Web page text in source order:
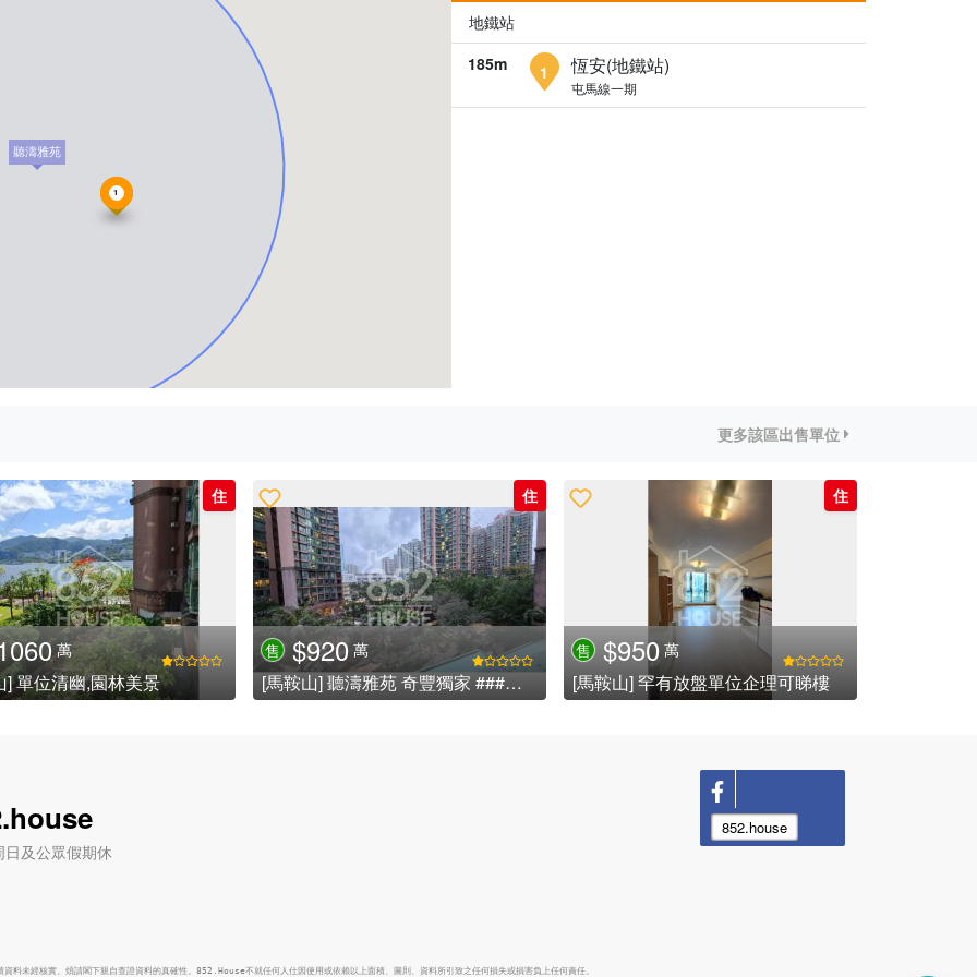
聽濤雅苑
1
地鐵站
185m
1 恆安(地鐵站)
屯馬線一期
更多該區出售單位
住
萬
] 單位清幽,園林美景
住
售 $920 萬
[馬鞍山] 聽濤雅苑 奇豐獨家 ###新裝修,三房+工人房,廚廁新裝,特色內園清雅別苑,歡迎參觀比較### (已租售)
住
售 $950 萬
[馬鞍山] 罕有放盤單位企理可睇樓
及公眾假期休
852.house
未經核實。煩請閣下親自查證資料的真確性。852.House不就任何人仕因使用或依賴以上面積、圖則、資料所引致之任何損失或損害負上任何責任。